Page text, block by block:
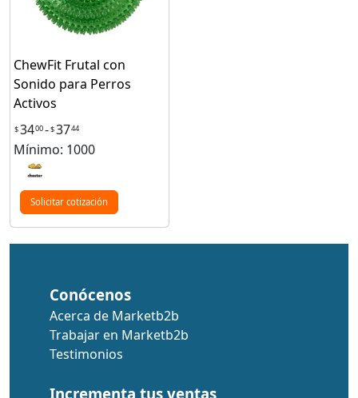
ChewFit Frutal con
Sonido para Perros
Activos
$3400-$3744
Mínimo: 1000
Solicitar cotización
Conócenos
Acerca de Marketb2b
Trabajar en Marketb2b
Testimonios
Incrementa tus ventas